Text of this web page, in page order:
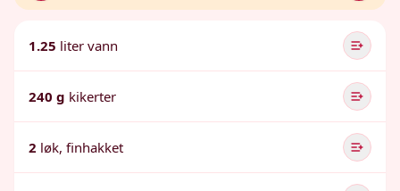
1.25 liter vann
240 g kikerter
2 løk, finhakket